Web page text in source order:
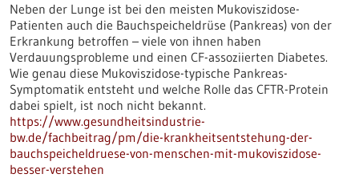
Neben der Lunge ist bei den meisten Mukoviszidose-​
Patienten auch die Bauchspeicheldrüse (Pankreas) von der
Erkrankung betroffen – viele von ihnen haben
Verdauungsprobleme und einen CF-​assoziierten Diabetes.
Wie genau diese Mukoviszidose-​typische Pankreas-​
Symptomatik entsteht und welche Rolle das CFTR-​Protein
dabei spielt, ist noch nicht bekannt.
https://www.gesundheitsindustrie-
bw.de/fachbeitrag/pm/die-krankheitsentstehung-der-
bauchspeicheldruese-von-menschen-mit-mukoviszidose-
besser-verstehen